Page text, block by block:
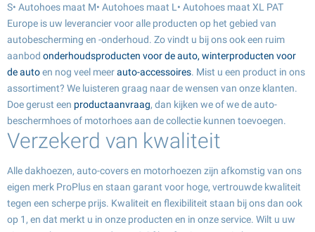
S• Autohoes maat M• Autohoes maat L• Autohoes maat XL PAT
Europe is uw leverancier voor alle producten op het gebied van
autobescherming en -onderhoud. Zo vindt u bij ons ook een ruim
aanbod onderhoudsproducten voor de auto, winterproducten voor
de autoen nog veel meerauto-accessoires. Mist u een product in ons
assortiment? We luisteren graag naar de wensen van onze klanten.
Doe gerust een productaanvraag, dan kijken we of we de auto-
beschermhoes of motorhoes aan de collectie kunnen toevoegen.
Verzekerd van kwaliteit
Alle dakhoezen, auto-covers en motorhoezen zijn afkomstig van ons
eigen merk ProPlus en staan garant voor hoge, vertrouwde kwaliteit
tegen een scherpe prijs. Kwaliteit en flexibiliteit staan bij ons dan ook
op 1, en dat merkt u in onze producten en in onze service. Wilt u uw